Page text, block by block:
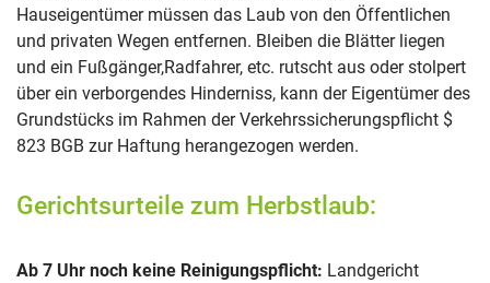
Hauseigentümer müssen das Laub von den Öffentlichen
und privaten Wegen entfernen. Bleiben die Blätter liegen
und ein Fußgänger,Radfahrer, etc. rutscht aus oder stolpert
über ein verborgendes Hinderniss, kann der Eigentümer des
Grundstücks im Rahmen der Verkehrssicherungspflicht $
823 BGB zur Haftung herangezogen werden.
Gerichtsurteile zum Herbstlaub:
Ab 7 Uhr noch keine Reinigungspflicht: Landgericht